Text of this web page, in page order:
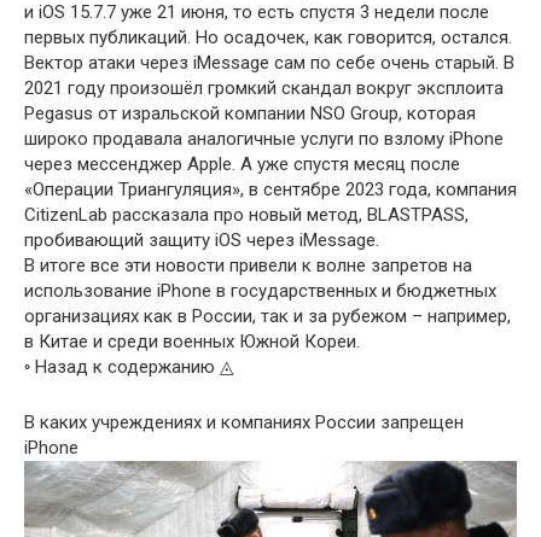
и iOS 15.7.7 уже 21 июня, то есть спустя 3 недели после
первых публикаций. Но осадочек, как говорится, остался.
Вектор атаки через iMessage сам по себе очень старый. В
2021 году произошёл громкий скандал вокруг эксплоита
Pegasus от изральской компании NSO Group, которая
широко продавала аналогичные услуги по взлому iPhone
через мессенджер Apple. А уже спустя месяц после
«Операции Триангуляция», в сентябре 2023 года, компания
CitizenLab рассказала про новый метод, BLASTPASS,
пробивающий защиту iOS через iMessage.
В итоге все эти новости привели к волне запретов на
использование iPhone в государственных и бюджетных
организациях как в России, так и за рубежом – например,
в Китае и среди военных Южной Кореи.
◦ Назад к содержанию ◬
В каких учреждениях и компаниях России запрещен
iPhone